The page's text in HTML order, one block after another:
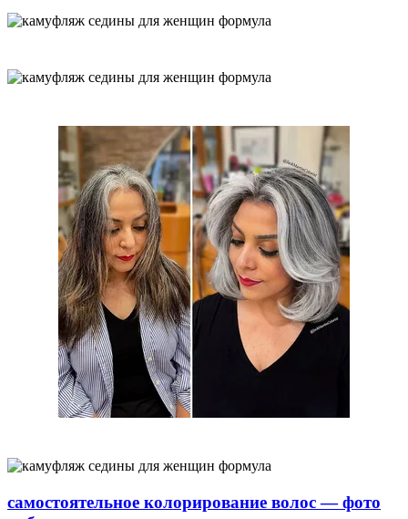
самостоятельное колорирование волос — фото